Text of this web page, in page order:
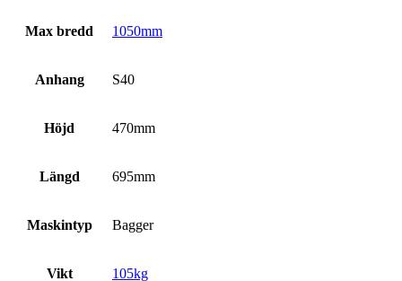
Max bredd 1050mm
Anhang S40
Höjd 470mm
Längd 695mm
Maskintyp Bagger
Vikt 105kg